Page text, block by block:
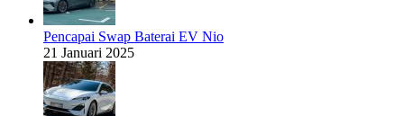
Pencapai Swap Baterai EV Nio
21 Januari 2025